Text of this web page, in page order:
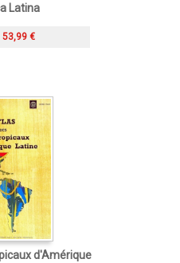
Latina
53,99 €
d'Amérique